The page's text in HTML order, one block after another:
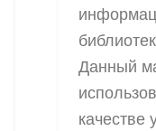
Данный
качестве